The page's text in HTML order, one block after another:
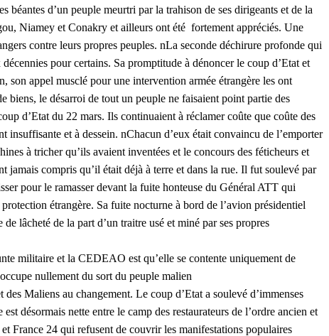
d’un peuple meurtri par la trahison de ses dirigeants et de la
Niamey et Conakry et ailleurs ont été fortement appréciés. Une
contre leurs propres peuples. nLa seconde déchirure profonde qui
pour certains. Sa promptitude à dénoncer le coup d’Etat et
son appel musclé pour une intervention armée étrangère les ont
biens, le désarroi de tout un peuple ne faisaient point partie des
d’Etat du 22 mars. Ils continuaient à réclamer coûte que coûte des
insuffisante et à dessein. nChacun d’eux était convaincu de l’emporter
à tricher qu’ils avaient inventées et le concours des féticheurs et
jamais compris qu’il était déjà à terre et dans la rue. Il fut soulevé par
pour le ramasser devant la fuite honteuse du Général ATT qui
étrangère. Sa fuite nocturne à bord de l’avion présidentiel
lâcheté de la part d’un traitre usé et miné par ses propres
militaire et la CEDEAO est qu’elle se contente uniquement de
nullement du sort du peuple malien
Maliens au changement. Le coup d’Etat a soulevé d’immenses
désormais nette entre le camp des restaurateurs de l’ordre ancien et
France 24 qui refusent de couvrir les manifestations populaires